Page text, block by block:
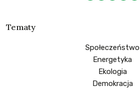
Tematy
Społeczeństwo
Energetyka
Ekologia
Demokracja